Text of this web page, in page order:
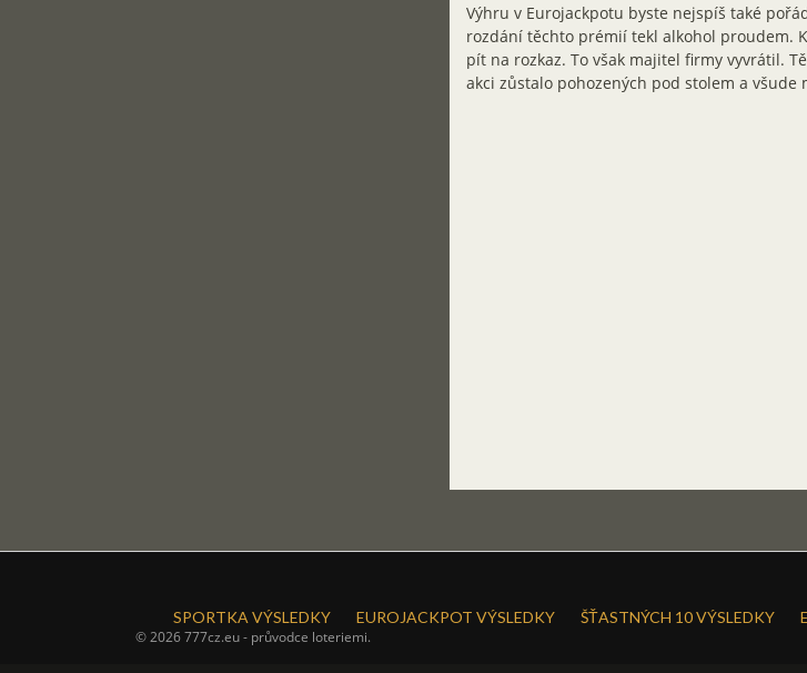
Výhru v Eurojackpotu byste nejspíš také
rozdání těchto prémií tekl alkohol proudem.
pít na rozkaz. To však majitel firmy vyvrátil.
akci zůstalo pohozených pod stolem a všude
SPORTKA VÝSLEDKY EUROJACKPOT VÝSLEDKY ŠŤASTNÝCH 10 VÝSLEDKY
© 2026 777cz.eu - průvodce loteriemi.